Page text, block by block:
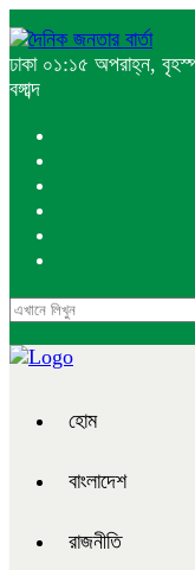
ঢাকা ০১:১৫ অপরাহ্ন,
বঙ্গাব্দ
হোম
বাংলাদেশ
রাজনীতি